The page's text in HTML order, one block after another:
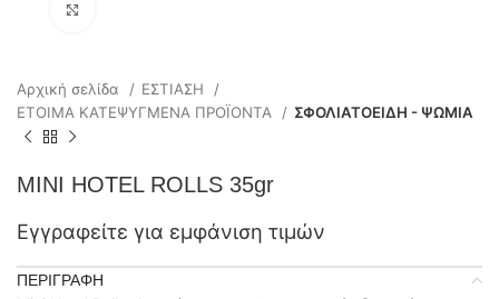
Αρχική σελίδα
ΕΣΤΙΑΣΗ
ΕΤΟΙΜΑ ΚΑΤΕΨΥΓΜΕΝΑ ΠΡΟΪΟΝΤΑ
ΣΦΟΛΙΑΤΟΕΙΔΗ - ΨΩΜΙΑ
MINI HOTEL ROLLS 35gr
Εγγραφείτε για εμφάνιση τιμών
ΠΕΡΙΓΡΑΦΉ